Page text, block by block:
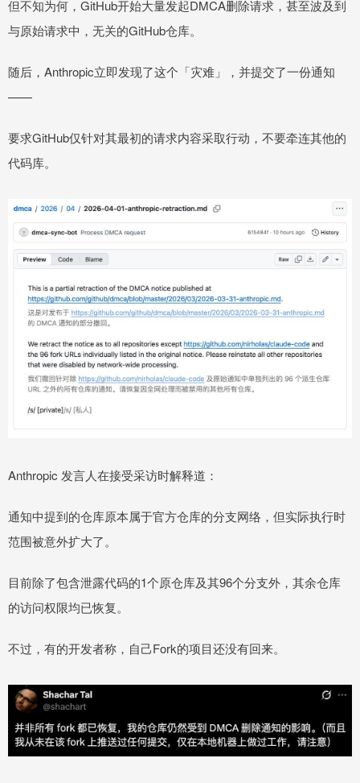
但不知为何，GitHub开始大量发起DMCA删除请求，甚至波及到
与原始请求中，无关的GitHub仓库。
随后，Anthropic立即发现了这个「灾难」，并提交了一份通知
——
要求GitHub仅针对其最初的请求内容采取行动，不要牵连其他的
代码库。
Anthropic 发言人在接受采访时解释道：
通知中提到的仓库原本属于官方仓库的分支网络，但实际执行时
范围被意外扩大了。
目前除了包含泄露代码的1个原仓库及其96个分支外，其余仓库
的访问权限均已恢复。
不过，有的开发者称，自己Fork的项目还没有回来。